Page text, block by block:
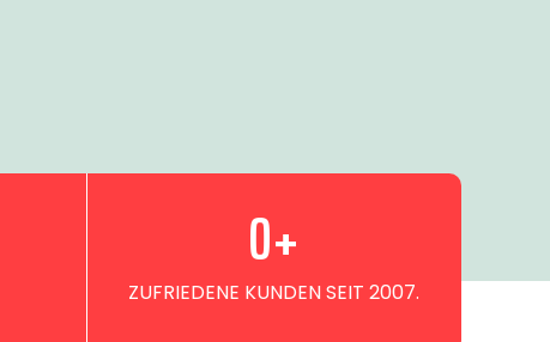
ZUFRIEDENE KUNDEN SEIT 2007.
0+